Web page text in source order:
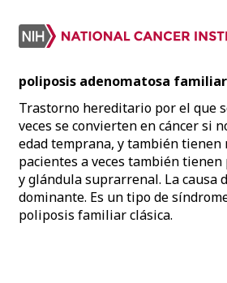
poliposis adenomatosa
Trastorno hereditario por el que
veces se convierten en cáncer si
edad temprana, y también tienen
pacientes a veces también
y glándula suprarrenal. La causa
dominante. Es un tipo de
poliposis familiar clásica.